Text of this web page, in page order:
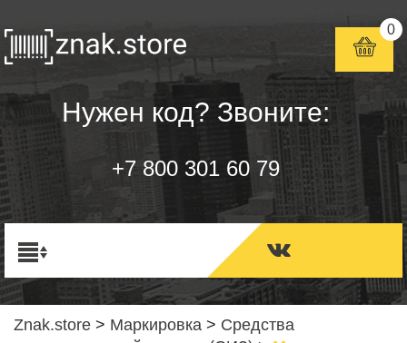
Нужен код? Звоните:
+7 800 301 60 79
0
Znak.store > Маркировка > Средства